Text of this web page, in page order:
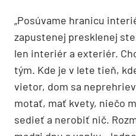
„Posúvame hranicu
zapustenej presklenej
len interiér a exteriér.
tým. Kde je v lete tieň,
vietor, dom sa
motať, mať kvety, niečo
sedieť a nerobiť nič.